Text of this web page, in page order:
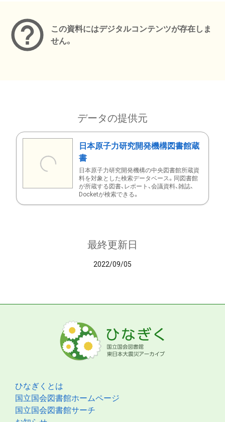
この資料にはデジタルコンテンツが存在しま
せん。
データの提供元
日本原子力研究開発機構図書館蔵
書
日本原子力研究開発機構の中央図書館所蔵資
料を対象とした検索データベース。同図書館
が所蔵する図書、レポート、会議資料、雑誌、
Docketが検索できる。
最終更新日
2022/09/05
ひなぎくとは
国立国会図書館ホームページ
国立国会図書館サーチ